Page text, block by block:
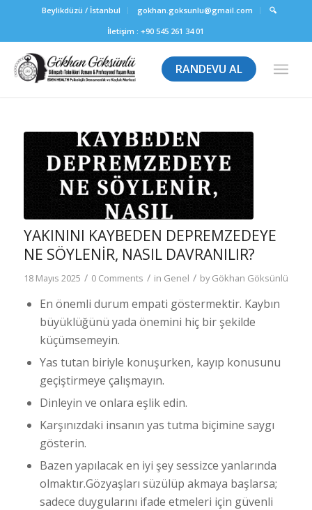
Beylikdüzü / İstanbul gokhan.goksunlu@gmail.com
🔍
İletişim :+90 545 261 34 01
RANDEVU AL
YAKININI KAYBEDEN DEPREMZEDEYE
NE SÖYLENIR, NASIL DAVRANILIR?
18 Mayıs 2025 / 0 Comments / in Genel / byGökhan Göksünlü
En önemli durum empati göstermektir. Kaybın
büyüklüğünü yada önemini hiç bir şekilde
küçümsemeyin.
Yas tutan biriyle konuşurken, kayıp konusunu
geçiştirmeye çalışmayın.
Dinleyin ve onlara eşlik edin.
Karşınızdaki insanın yas tutma biçimine saygı
gösterin.
Bazen yapılacak en iyi şey sessizce yanlarında
olmaktır.Gözyaşları süzülüp akmaya başlarsa;
sadece duygularını ifade etmeleri için güvenli